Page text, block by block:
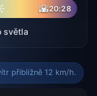
🌇20:28
světla
přibližně 12 km/h.